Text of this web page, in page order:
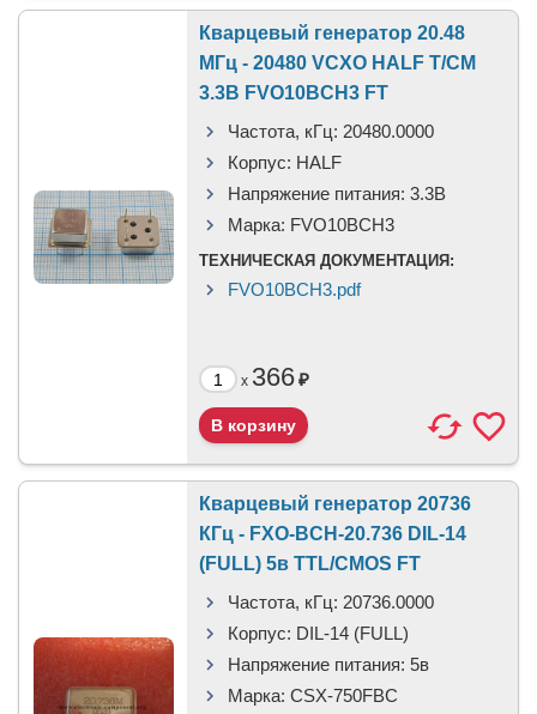
Кварцевый генератор 20.48
МГц - 20480 VCXO HALF T/CM
3.3В FVO10BCH3 FT
Частота, кГц: 20480.0000
Корпус: HALF
Напряжение питания: 3.3В
Марка: FVO10BCH3
ТЕХНИЧЕСКАЯ ДОКУМЕНТАЦИЯ:
FVO10BСH3.pdf
x 366₽
Кварцевый генератор 20736
КГц - FXO-BCH-20.736 DIL-14
(FULL) 5в TTL/CMOS FT
Частота, кГц: 20736.0000
Корпус: DIL-14 (FULL)
Напряжение питания: 5в
Марка: CSX-750FBC